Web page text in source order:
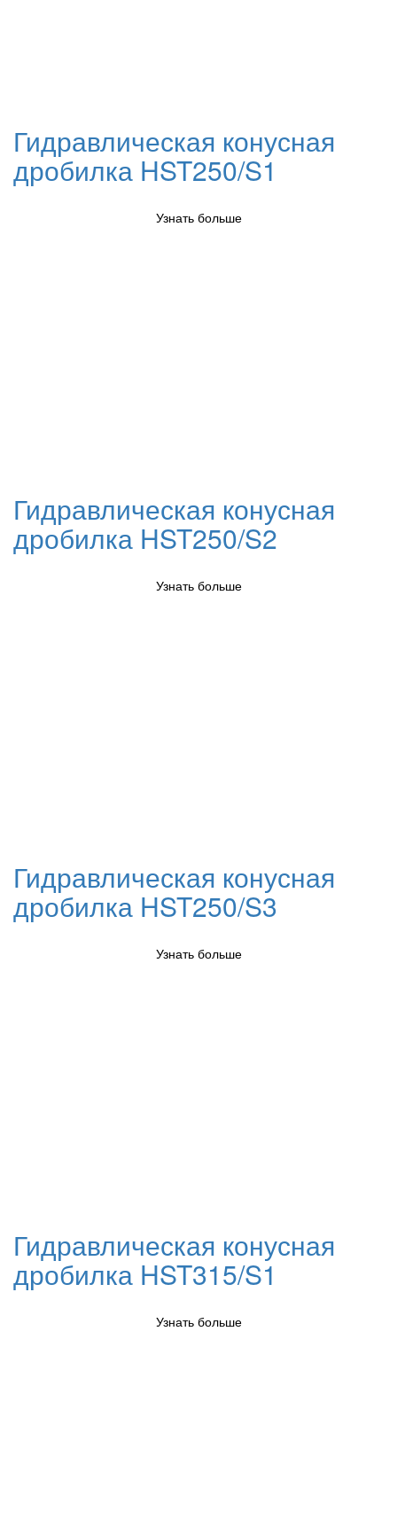
Гидравлическая конусная
дробилка HST250/S1
Узнать больше
Гидравлическая конусная
дробилка HST250/S2
Узнать больше
Гидравлическая конусная
дробилка HST250/S3
Узнать больше
Гидравлическая конусная
дробилка HST315/S1
Узнать больше